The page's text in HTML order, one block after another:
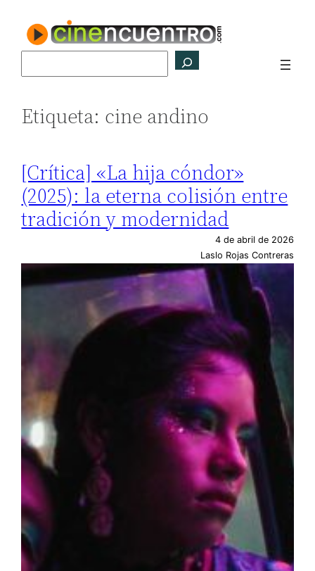
contenido
Etiqueta: cine andino
[Crítica] «La hija cóndor»
(2025): la eterna colisión entre
tradición y modernidad
4 de abril de 2026
Laslo Rojas Contreras